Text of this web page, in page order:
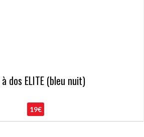
dos ELITE (bleu nuit)
19€